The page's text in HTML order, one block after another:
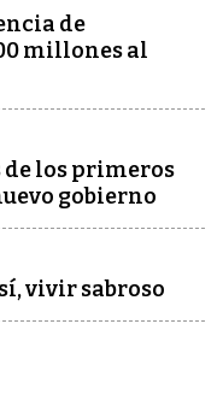
de
millones al
de los primeros
gobierno
vivir sabroso